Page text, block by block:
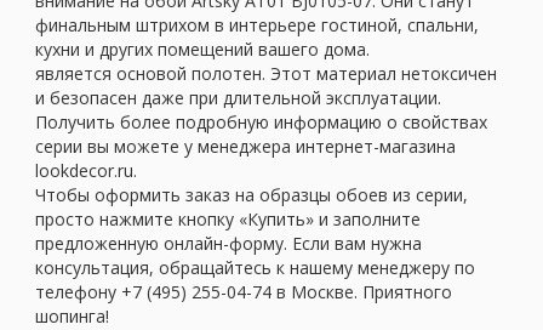
финальным штрихом в интерьере гостиной, спальни,
кухни и других помещений вашего дома.
является основой полотен. Этот материал нетоксичен
и безопасен даже при длительной эксплуатации.
Получить более подробную информацию о свойствах
серии вы можете у менеджера интернет-магазина
lookdecor.ru.
Чтобы оформить заказ на образцы обоев из серии,
просто нажмите кнопку «Купить» и заполните
предложенную онлайн-форму. Если вам нужна
консультация, обращайтесь к нашему менеджеру по
телефону +7 (495) 255-04-74 в Москве. Приятного
шопинга!